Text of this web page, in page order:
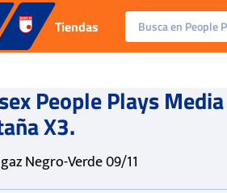
Tiendas Busca en People
People Plays Media
X3.
Negro-Verde 09/11